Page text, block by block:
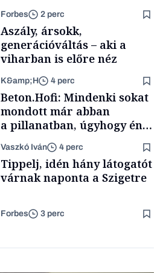
Tisza-kormány alatt
Forbes 2 perc
Aszály, ársokk,
generációváltás – aki a
viharban is előre néz
K&amp;H 4 perc
Beton.Hofi: Mindenki sokat
mondott már abban
a pillanatban, úgyhogy én
gondolataimat akartam
kimondani
Vaszkó Iván 4 perc
Tippelj, idén hány látogatót
várnak naponta a Szigetre
Forbes 3 perc